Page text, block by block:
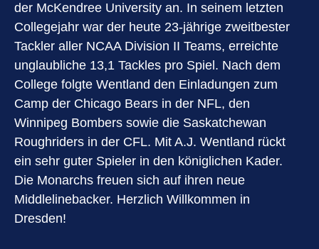
der McKendree University an. In seinem letzten
Collegejahr war der heute 23-jährige zweitbester
Tackler aller NCAA Division II Teams, erreichte
unglaubliche 13,1 Tackles pro Spiel. Nach dem
College folgte Wentland den Einladungen zum
Camp der Chicago Bears in der NFL, den
Winnipeg Bombers sowie die Saskatchewan
Roughriders in der CFL. Mit A.J. Wentland rückt
ein sehr guter Spieler in den königlichen Kader.
Die Monarchs freuen sich auf ihren neue
Middlelinebacker. Herzlich Willkommen in
Dresden!